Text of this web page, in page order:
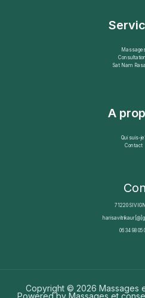
Sat Nam
A
Qui suis-
Contact
71220
06 34 98 05
Copyright © 2026 Massages